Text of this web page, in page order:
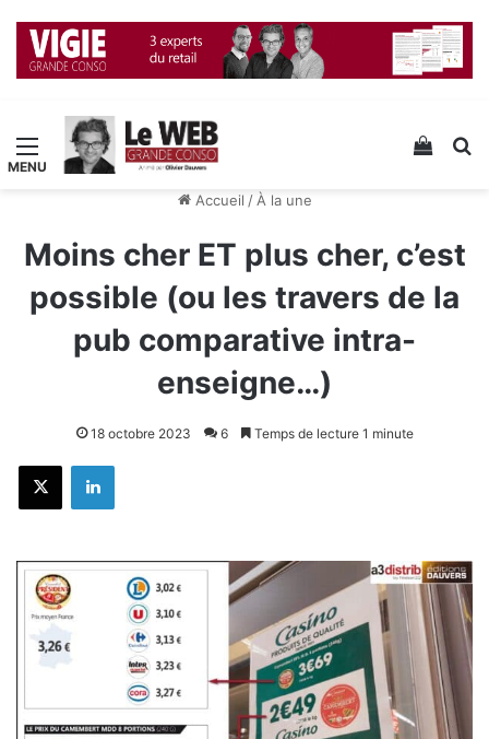
Menu Voir
Accueil / À la une
Moins cher ET plus cher, c’est
possible (ou les travers de la
pub comparative intra-
enseigne…)
18 octobre 2023 6 Temps de lecture 1 minute
X Linkedin